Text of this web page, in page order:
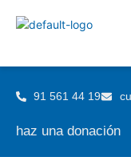
91 561 44 19
haz una donación